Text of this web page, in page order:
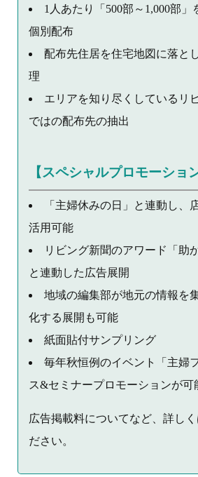
1人あたり「500部～1,000部」
個別配布
配布先住居を住宅地図に落と
理
エリアを知り尽くしているリ
ではの配布先の抽出
【スペシャルプロモーション
「主婦休みの日」と連動し、
活用可能
リビング新聞のアワード「助
と連動した広告展開
地域の編集部が地元の情報を
化する展開も可能
紙面貼付サンプリング
毎年秋恒例のイベント「主婦
ス&セミナープロモーションが可
広告掲載料についてなど、詳しく
ださい。